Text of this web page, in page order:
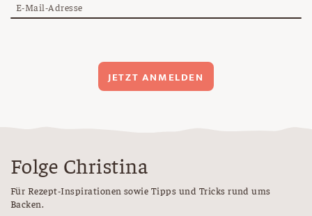
E-Mail-Adresse
JETZT ANMELDEN
Folge Christina
Für Rezept-Inspirationen sowie Tipps und Tricks rund ums
Backen.